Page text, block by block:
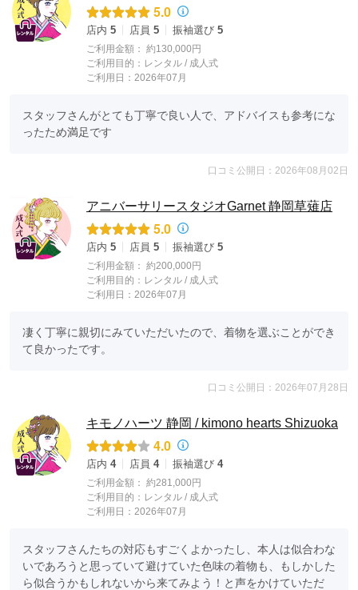
5.0
店内 5 店員 5 振袖選び 5
ご利用金額： 約130,000円
ご利用目的： レンタル / 成人式
ご利用日：2026年07月
スタッフさんがとても丁寧で良い人で、アドバイスも参考にな
ったため満足です
口コミ公開日：2026年08月02日
アニバーサリースタジオGarnet 静岡草薙店
5.0
店内 5 店員 5 振袖選び 5
ご利用金額： 約200,000円
ご利用目的： レンタル / 成人式
ご利用日：2026年07月
凄く丁寧に親切にみていただいたので、着物を選ぶことができ
て良かったです。
口コミ公開日：2026年07月28日
キモノハーツ 静岡 / kimono hearts Shizuoka
4.0
店内 4 店員 4 振袖選び 4
ご利用金額： 約281,000円
ご利用目的： レンタル / 成人式
ご利用日：2026年07月
スタッフさんたちの対応もすごくよかったし、本人は似合わな
いであろうと思っていて避けていた色味の着物も、もしかした
ら似合うかもしれないから来てみよう！と声をかけていただ